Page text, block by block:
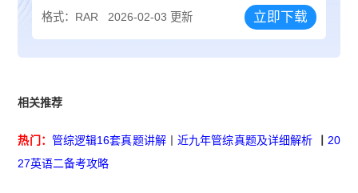
格式：RAR 2026-02-03 更新 立即下载
相关推荐
热门： 管综逻辑16套真题讲解丨近九年管综真题及详细解析 丨 20
27英语二备考攻略